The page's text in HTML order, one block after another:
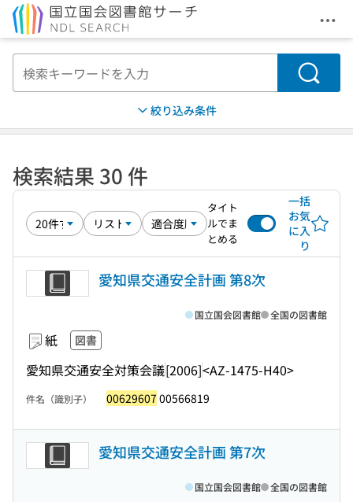
メ
検索
絞り込み条件
検索結果 30 件
タイト
ルでま
とめる
一括
お気
に入
り
愛知県交通安全計画 第8次
紙 図書
愛知県交通安全対策会議[2006]<AZ-1475-H40>
国立国会図書館 全国の図書館
件名（識別子） 00629607 00566819
愛知県交通安全計画 第7次
国立国会図書館 全国の図書館